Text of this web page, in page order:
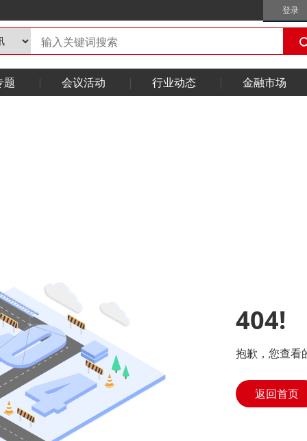
登录
题 会议活动 行业动态 金融市场
404!
抱歉，您查看
返回首页